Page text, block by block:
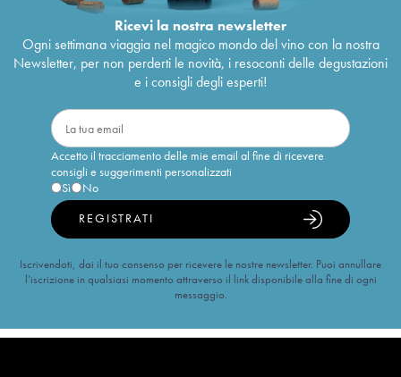
Ricevi la nostra newsletter
Ogni settimana viaggia nel magico mondo del vino con la nostra
Newsletter, per non perderti le novità, i resoconti delle degustazioni
e i consigli degli esperti!
Accetto il tracciamento delle mie email al fine di ricevere
consigli e suggerimenti personalizzati
Sì
No
REGISTRATI
Iscrivendoti, dai il tuo consenso per ricevere le nostre newsletter. Puoi annullare
l’iscrizione in qualsiasi momento attraverso il link disponibile alla fine di ogni
messaggio.